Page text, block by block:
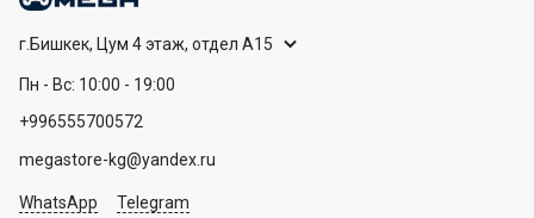
г.Бишкек, Цум 4 этаж, отдел А15
Пн - Вс: 10:00 - 19:00
+996555700572
megastore-kg@yandex.ru
WhatsApp Telegram